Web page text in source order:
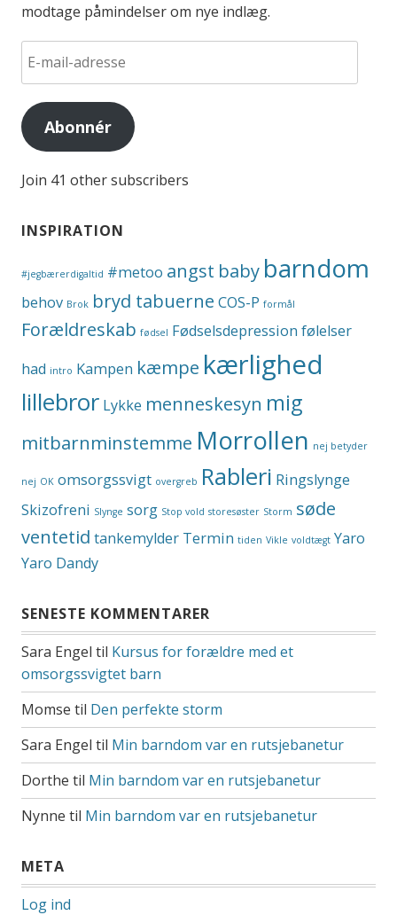
modtage påmindelser om nye indlæg.
mail-
Abonnér
Join 41 other subscribers
INSPIRATION
#jegbærerdigaltid #metoo angst baby barndom
behov Brok bryd tabuerne COS-P formål
Forældreskab fødsel Fødselsdepression følelser
had intro Kampen kæmpe kærlighed
lillebror Lykke menneskesyn mig
mitbarnminstemme Morrollen nej betyder
nej OK omsorgssvigt overgreb Rableri Ringslynge
Skizofreni Slynge sorg Stop vold storesøster Storm søde
ventetid tankemylder Termin tiden Vikle voldtægt Yaro
Yaro Dandy
SENESTE KOMMENTARER
Sara Engel til Kursus for forældre med et
omsorgssvigtet barn
Momse til Den perfekte storm
Sara Engel til Min barndom var en rutsjebanetur
Dorthe til Min barndom var en rutsjebanetur
Nynne til Min barndom var en rutsjebanetur
META
Log ind